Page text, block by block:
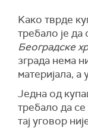
Kако тврде
требало је
Београдске
зграда нема
материјала,
Једна од
требало да се
тај уговор